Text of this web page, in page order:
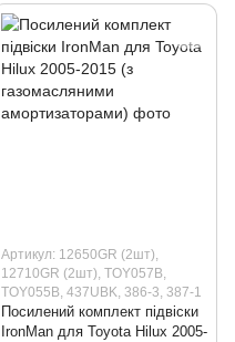
Артикул: 12650GR (2шт),
12710GR (2шт), TOY057B,
TOY055B, 437UBK, 386-3, 387-1
Посилений комплект підвіски
IronMan для Toyota Hilux 2005-